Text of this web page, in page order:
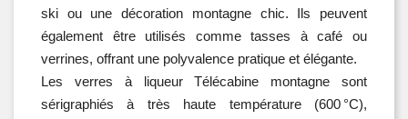
ski ou une décoration montagne chic. Ils peuvent
également être utilisés comme tasses à café ou
verrines, offrant une polyvalence pratique et élégante.
Les verres à liqueur Télécabine montagne sont
sérigraphiés à très haute température (600 °C),